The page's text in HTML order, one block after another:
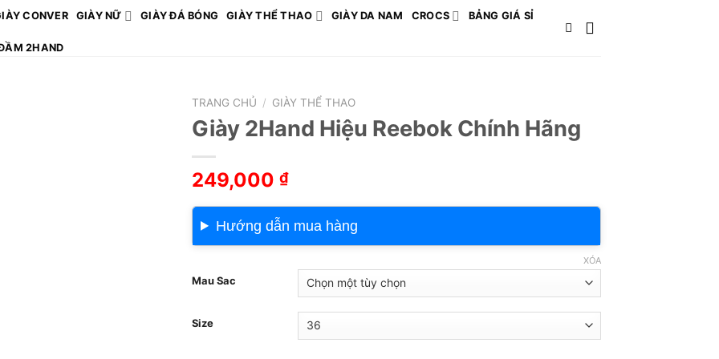
CONVER GIÀY NỮ GIÀY ĐÁ BÓNG GIÀY THỂ THAO GIÀY DA NAM CROCS BẢNG GIÁ SỈ
2HAND
TRANG CHỦ / GIÀY THỂ THAO
Giày 2Hand Hiệu Reebok Chính Hãng
249,000 ₫
Hướng dẫn mua hàng
Mau Sac
Size
XÓA